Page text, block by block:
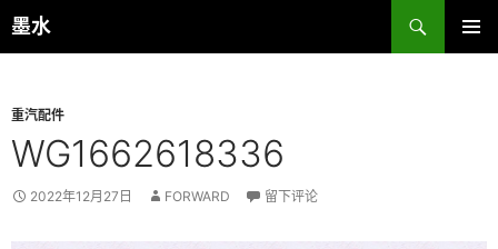
跳
至
墨水
搜
索
重汽配件
WG1662618336
2022年12月27日 FORWARD 留下评论